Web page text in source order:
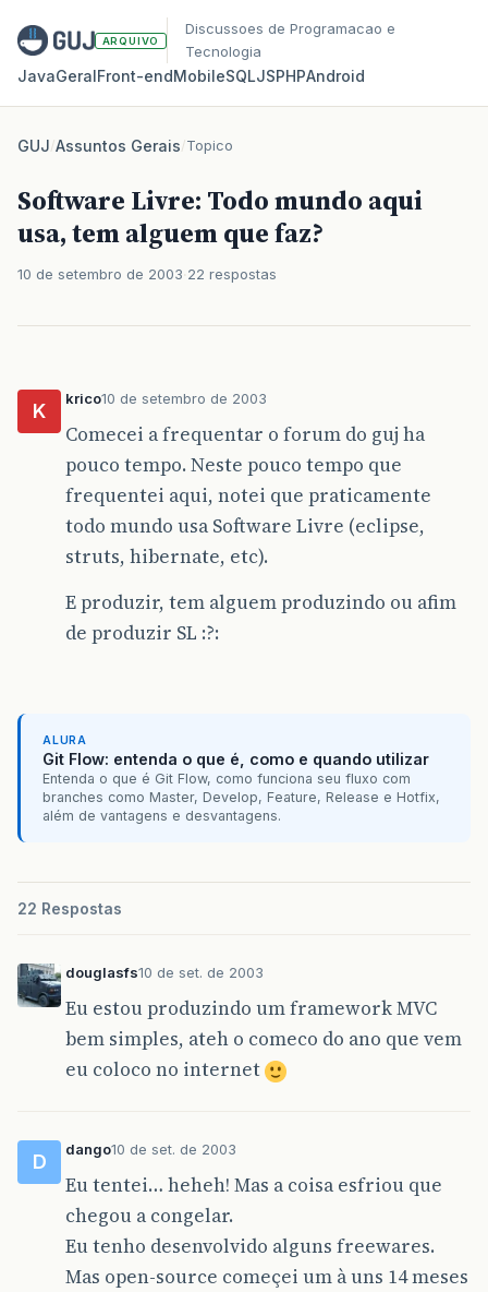
ARQUIVO
Discussoes de Programacao e
Tecnologia
JavaGeralFront‑endMobileSQLJSPHPAndroid
GUJ/Assuntos Gerais/Topico
Software Livre: Todo mundo aqui
usa, tem alguem que faz?
10 de setembro de 2003 22 respostas
K
krico10 de setembro de 2003
Comecei a frequentar o forum do guj ha
pouco tempo. Neste pouco tempo que
frequentei aqui, notei que praticamente
todo mundo usa Software Livre (eclipse,
struts, hibernate, etc).
E produzir, tem alguem produzindo ou afim
de produzir SL :?:
ALURA
Git Flow: entenda o que é, como e quando utilizar
Entenda o que é Git Flow, como funciona seu fluxo com
branches como Master, Develop, Feature, Release e Hotfix,
além de vantagens e desvantagens.
22 Respostas
douglasfs10 de set. de 2003
Eu estou produzindo um framework MVC
bem simples, ateh o comeco do ano que vem
eu coloco no internet
D
dango10 de set. de 2003
Eu tentei… heheh! Mas a coisa esfriou que
chegou a congelar.
Eu tenho desenvolvido alguns freewares.
Mas open-source começei um à uns 14 meses